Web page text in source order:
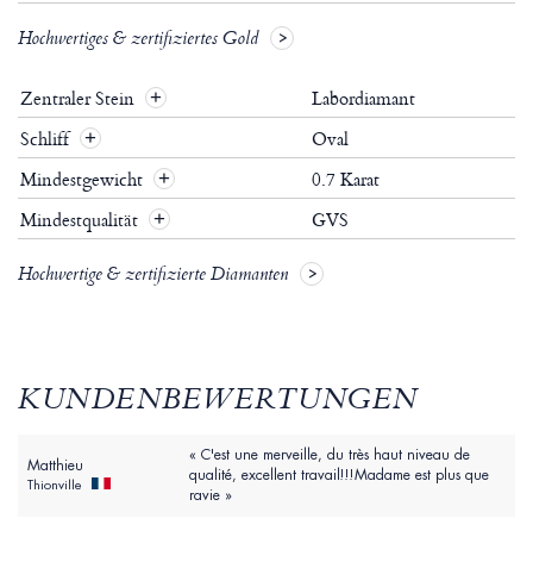
Hochwertiges & zertifiziertes Gold
Zentraler Stein
Labordiamant
Schliff
Oval
Mindestgewicht
0.7 Karat
Mindestqualität
GVS
Hochwertige & zertifizierte Diamanten
KUNDENBEWERTUNGEN
Matthieu
Thionville
« C'est une merveille, du très haut niveau de
qualité, excellent travail!!!Madame est plus que
ravie »